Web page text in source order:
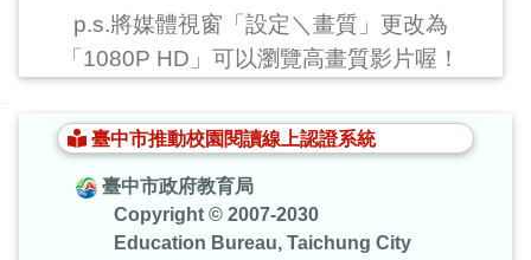
p.s.將媒體視窗「設定＼畫質」更改為
「1080P HD」可以瀏覽高畫質影片喔！
臺中市推動校園閱讀線上認證系統
臺中市政府教育局
Copyright © 2007-2030
Education Bureau, Taichung City